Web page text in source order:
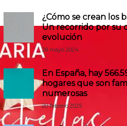
¿Cómo se crean los
Un recorrido por su
evolución
28 mayo 2024
En España, hay
hogares que son
numerosas
20 febrero 2025